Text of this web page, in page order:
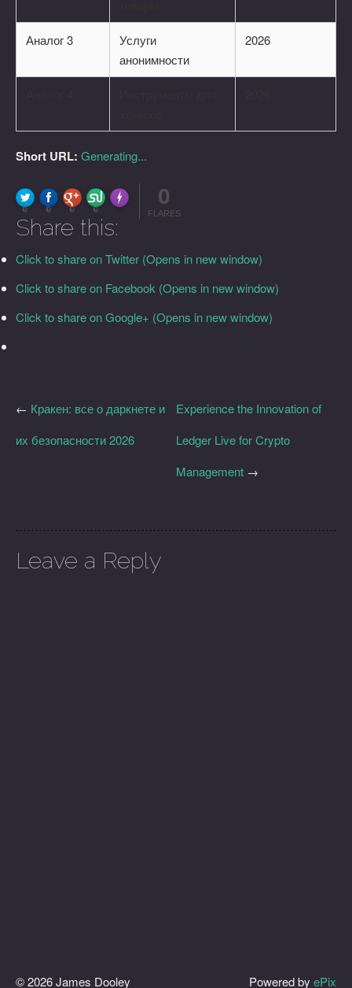
Аналог 3
Услуги
анонимности
2026
Short URL: Generating...
0 0 0 0
Made with FLARE
0
FLARES
Share this:
Click to share on Twitter (Opens in new window)
Click to share on Facebook (Opens in new window)
Click to share on Google+ (Opens in new window)
Experience the Innovation of
Ledger Live for Crypto
Management →
← Кракен: все о даркнете и
их безопасности 2026
Leave a Reply
© 2026 James Dooley Powered by ePix